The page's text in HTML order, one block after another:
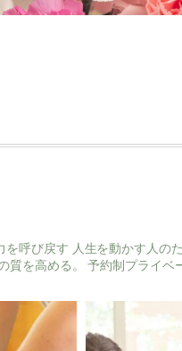
を呼び戻す 人生を動かす人の
質を高める。 予約制プライベ